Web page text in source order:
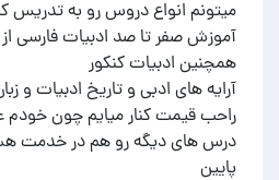
آموزش صفر تا صد ادبیات فارسی از
راحب قیمت کنار میایم چون خودم
درس های دیگه رو هم در خدمت